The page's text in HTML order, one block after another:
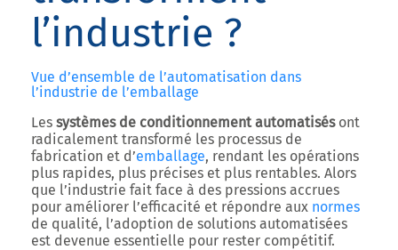
l’industrie ?
Vue d’ensemble de l’automatisation dans
l’industrie de l’emballage
Les systèmes de conditionnement automatisésont
radicalement transformé les processus de
fabrication et d’emballage, rendant les opérations
plus rapides, plus précises et plus rentables. Alors
que l’industrie fait face à des pressions accrues
pour améliorer l’efficacité et répondre aux normes
de qualité, l’adoption de solutions automatisées
est devenue essentielle pour rester compétitif.